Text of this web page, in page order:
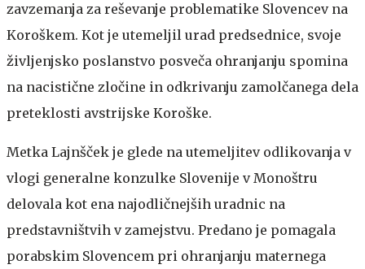
zavzemanja za reševanje problematike Slovencev na
Koroškem. Kot je utemeljil urad predsednice, svoje
življenjsko poslanstvo posveča ohranjanju spomina
na nacistične zločine in odkrivanju zamolčanega dela
preteklosti avstrijske Koroške.
Metka Lajnšček je glede na utemeljitev odlikovanja v
vlogi generalne konzulke Slovenije v Monoštru
delovala kot ena najodličnejših uradnic na
predstavništvih v zamejstvu. Predano je pomagala
porabskim Slovencem pri ohranjanju maternega